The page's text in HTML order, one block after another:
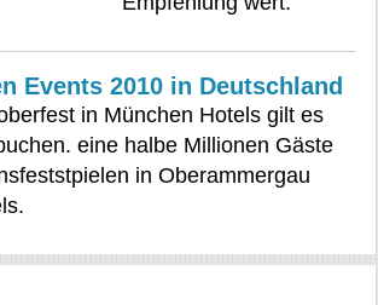
Events 2010 in Deutschland
in München Hotels gilt es
eine halbe Millionen Gäste
in Oberammergau